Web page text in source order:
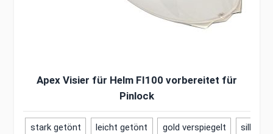
Apex Visier für Helm FI100 vorbereitet für
Pinlock
stark getönt leicht getönt gold verspiegelt silber